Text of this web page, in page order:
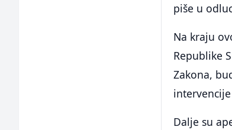
piše u
Na kraju
Republike
Zakona,
Dalje su